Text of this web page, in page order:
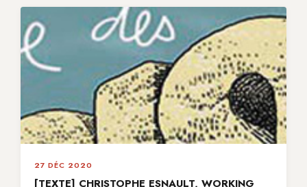
27 DÉC 2020
[TEXTE] CHRISTOPHE ESNAULT, WORKING